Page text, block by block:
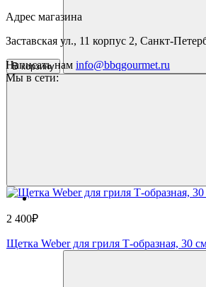
В корзину
2 400₽
Щетка Weber для гриля Т-образная, 30
Адрес магазина
Заставская ул., 11 корпус 2, Санкт-
Написать нам info@bbqgourmet.ru
Мы в сети: